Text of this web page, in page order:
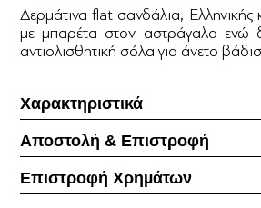
Δερμάτινα flat σανδάλια, Ελληνικής
με μπαρέτα στον αστράγαλο ενώ
αντιολισθητική σόλα για άνετο
Χαρακτηριστικά
Αποστολή & Επιστροφή
Επιστροφή Χρηµάτων